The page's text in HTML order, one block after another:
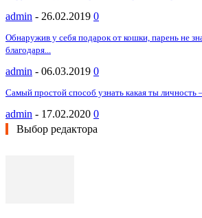
admin - 26.02.2019 0
Обнаружив у себя подарок от кошки, парень не
благодаря...
admin - 06.03.2019 0
Самый простой способ узнать какая ты
admin - 17.02.2020 0
Выбор редактора